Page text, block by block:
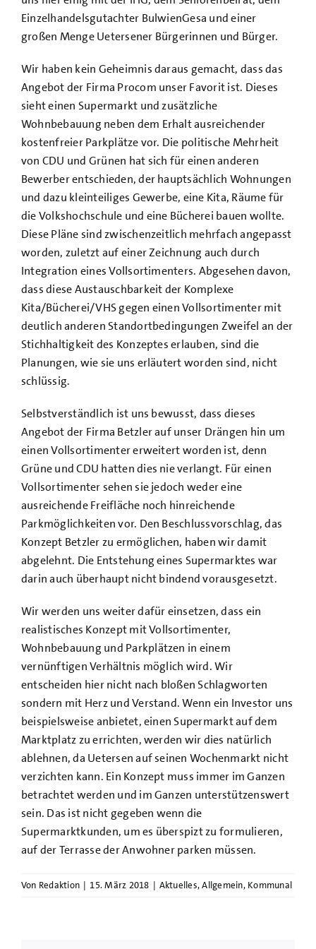
Einzelhandelsgutachter BulwienGesa und einer
großen Menge Uetersener Bürgerinnen und Bürger.
Wir haben kein Geheimnis daraus gemacht, dass das
Angebot der Firma Procom unser Favorit ist. Dieses
sieht einen Supermarkt und zusätzliche
Wohnbebauung neben dem Erhalt ausreichender
kostenfreier Parkplätze vor. Die politische Mehrheit
von CDU und Grünen hat sich für einen anderen
Bewerber entschieden, der hauptsächlich Wohnungen
und dazu kleinteiliges Gewerbe, eine Kita, Räume für
die Volkshochschule und eine Bücherei bauen wollte.
Diese Pläne sind zwischenzeitlich mehrfach angepasst
worden, zuletzt auf einer Zeichnung auch durch
Integration eines Vollsortimenters. Abgesehen davon,
dass diese Austauschbarkeit der Komplexe
Kita/Bücherei/VHS gegen einen Vollsortimenter mit
deutlich anderen Standortbedingungen Zweifel an der
Stichhaltigkeit des Konzeptes erlauben, sind die
Planungen, wie sie uns erläutert worden sind, nicht
schlüssig.
Selbstverständlich ist uns bewusst, dass dieses
Angebot der Firma Betzler auf unser Drängen hin um
einen Vollsortimenter erweitert worden ist, denn
Grüne und CDU hatten dies nie verlangt. Für einen
Vollsortimenter sehen sie jedoch weder eine
ausreichende Freifläche noch hinreichende
Parkmöglichkeiten vor. Den Beschlussvorschlag, das
Konzept Betzler zu ermöglichen, haben wir damit
abgelehnt. Die Entstehung eines Supermarktes war
darin auch überhaupt nicht bindend vorausgesetzt.
Wir werden uns weiter dafür einsetzen, dass ein
realistisches Konzept mit Vollsortimenter,
Wohnbebauung und Parkplätzen in einem
vernünftigen Verhältnis möglich wird. Wir
entscheiden hier nicht nach bloßen Schlagworten
sondern mit Herz und Verstand. Wenn ein Investor uns
beispielsweise anbietet, einen Supermarkt auf dem
Marktplatz zu errichten, werden wir dies natürlich
ablehnen, da Uetersen auf seinen Wochenmarkt nicht
verzichten kann. Ein Konzept muss immer im Ganzen
betrachtet werden und im Ganzen unterstützenswert
sein. Das ist nicht gegeben wenn die
Supermarktkunden, um es überspizt zu formulieren,
auf der Terrasse der Anwohner parken müssen.
Von Redaktion | 15. März 2018 | Aktuelles,Allgemein, Kommunal